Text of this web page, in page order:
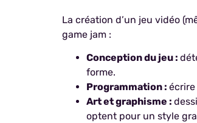
La création d’un jeu vidéo
game jam :
Conception du jeu :
forme.
Programmation :
Art et graphisme :
optent pour un style